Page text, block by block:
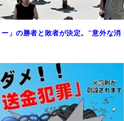
」の勝者と敗者が決定。"意外な消